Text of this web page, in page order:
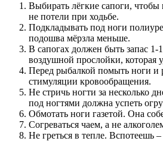
Выбирать лёгкие сапоги,
не потели при ходьбе.
Подкладывать под ноги
подошва мёрзла меньше.
В сапогах должен быть запас 1-
воздушной прослойки, которая
Перед рыбалкой помыть ноги и
стимуляции кровообращения.
Не стричь ногти за несколько
под ногтями должна успеть
Обмотать ноги газетой. Она
Согреваться чаем, а не
Не греться в тепле. Вспотеешь